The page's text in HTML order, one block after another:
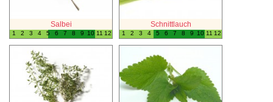
Salbei
1 2 3 4 5 6 7 8 9 10 11 12
Schnittlauch
1 2 3 4 5 6 7 8 9 10 11 12